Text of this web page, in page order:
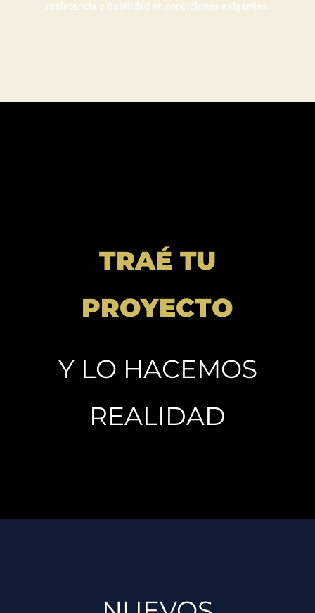
resistencia y fiabilidad en condiciones exigentes.
TRAÉ TU
PROYECTO
Y LO HACEMOS
REALIDAD